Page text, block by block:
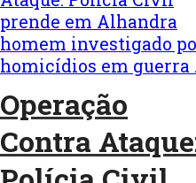
Operação
Contra